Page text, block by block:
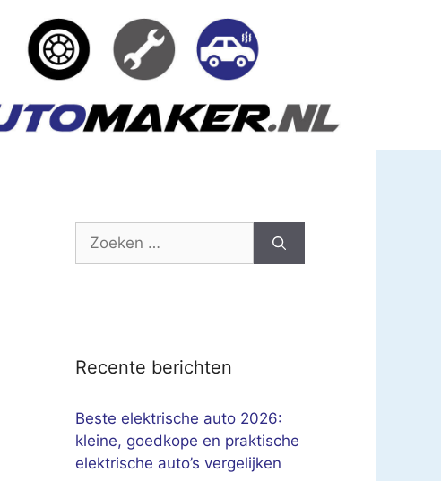
Zoek
Recente berichten
Beste elektrische auto 2026:
kleine, goedkope en praktische
elektrische auto’s vergelijken